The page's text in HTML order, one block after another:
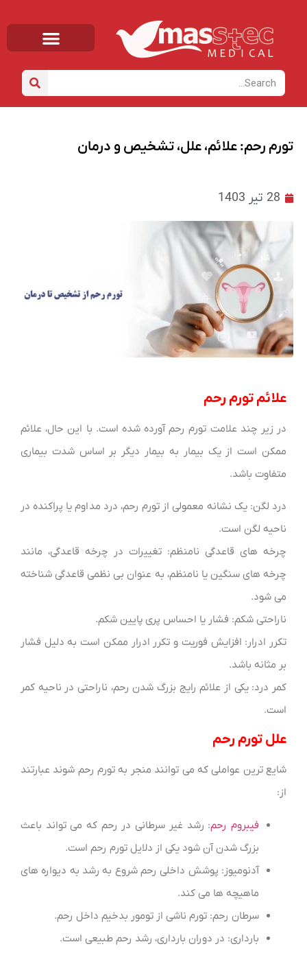
/دانشنامه/ تورم رحم: علائم، علل، تشخیص و درمان
تورم رحم: علائم، علل، تشخیص و درمان
28 تیر 1403
علائم تورم رحم
در زیر چند علامت تورم رحم آورده شده است. با این حال، علائم
ممکن است از یک بیمار به بیمار دیگر بر اساس شدت بیماری
متفاوت باشد.
درد لگن: یک نشانه معمولی از تورم رحم، درد مداوم یا پراکنده در
ناحیه لگن است.
چرخه های قاعدگی نامنظم: تغییرات در چرخه قاعدگی، مانند
چرخه های سنگین یا نامنظم، به عنوان بی نظمی قاعدگی شناخته
می شود.
ناراحتی شکم: فشار یا احساس پری پایین شکم.
تکرر ادرار: افزایش فوریت و تکرر ادرار ممکن است به دلیل فشار
بر مثانه باشد.
کمر درد: یکی از علائم رایج بزرگ شدن رحم، ناراحتی در ناحیه کمر
است.
علل تورم رحم
شایع ترین عواملی که می توانند منجر به تورم رحم شوند عبارتند
از:
فیبروم رحم: رشد غیر سرطانی در رحم که می تواند باعث
بزرگ شدن آن شود یکی از دلایل تورم رحم است.
آدنومیوز: پوشش داخلی رحم شروع به رشد به دیواره های
ماهیچه ها می کند.
سرطان رحم: تورم ناشی از تومور بدخیم داخل رحم.
بارداری: در دوران بارداری، رشد رحم طبیعی است.